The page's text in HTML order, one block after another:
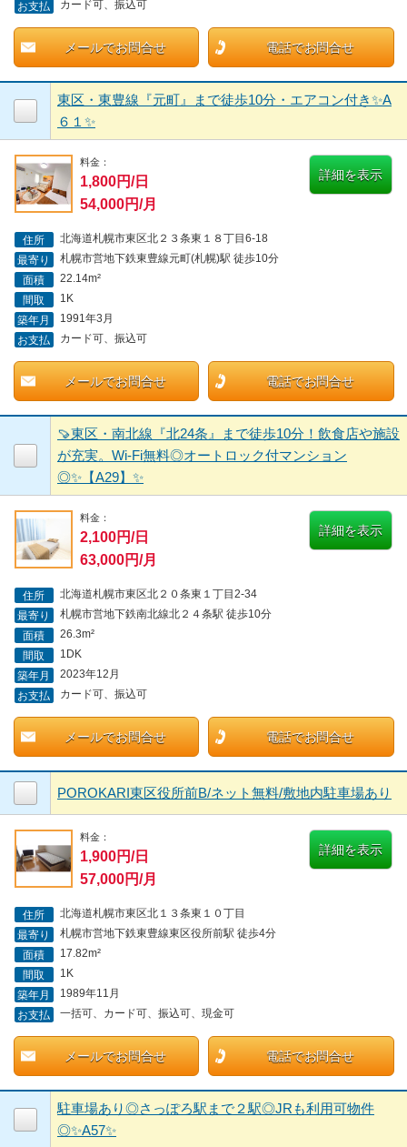
お支払 カード可、振込可
メールでお問合せ 電話でお問合せ
東区・東豊線『元町』まで徒歩10分・エアコン付き✨A
６１✨
料金：
1,800円/日
54,000円/月
詳細を表示
住所
北海道札幌市東区北２３条東１８丁目6-18
最寄り
札幌市営地下鉄東豊線元町(札幌)駅 徒歩10分
面積
22.14m²
間取
1K
築年月
1991年3月
お支払
カード可、振込可
メールでお問合せ 電話でお問合せ
🍠東区・南北線『北24条』まで徒歩10分！飲食店や施設
が充実。Wi-Fi無料◎オートロック付マンション
◎✨【A29】✨
料金：
2,100円/日
63,000円/月
詳細を表示
住所
北海道札幌市東区北２０条東１丁目2-34
最寄り
札幌市営地下鉄南北線北２４条駅 徒歩10分
面積
26.3m²
間取
1DK
築年月
2023年12月
お支払
カード可、振込可
メールでお問合せ 電話でお問合せ
POROKARI東区役所前B/ネット無料/敷地内駐車場あり
料金：
1,900円/日
57,000円/月
詳細を表示
住所
北海道札幌市東区北１３条東１０丁目
最寄り
札幌市営地下鉄東豊線東区役所前駅 徒歩4分
面積
17.82m²
間取
1K
築年月
1989年11月
お支払
一括可、カード可、振込可、現金可
メールでお問合せ 電話でお問合せ
駐車場あり◎さっぽろ駅まで２駅◎JRも利用可物件
◎✨A57✨